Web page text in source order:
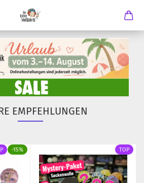
EMPFEHLUNGEN
-15% TOP